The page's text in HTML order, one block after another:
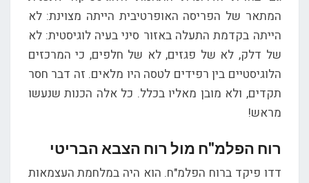
המתאר של הפריסה האופרטיבית הייתה מצוינת: לא
הייתה בקדמת התעלה באזור סיני בעיה לוגיסטית: לא
של דלק, לא של פגזים, לא של חלפים, כי המרכזים
הלוגיסטיים בין רפידים לטסה היו מלאים. זה דבר חסר
תקדים, ולא מובן מאליו בכלל. כל אלה הכנות שנעשו
מראש!
רוח הפלמ"ח מול רוח הצבא הבריטי
דדו פיקד ברוח הפלמ"ח. הוא היה במלחמת העצמאות